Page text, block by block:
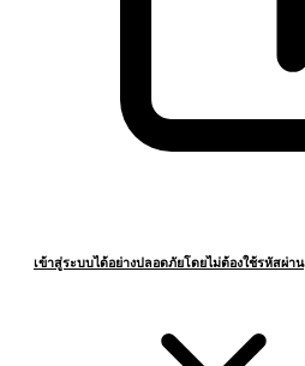
เข้าสู่ระบบได้อย่างปลอดภัยโดยไม่ต้องใช้รหัสผ่าน